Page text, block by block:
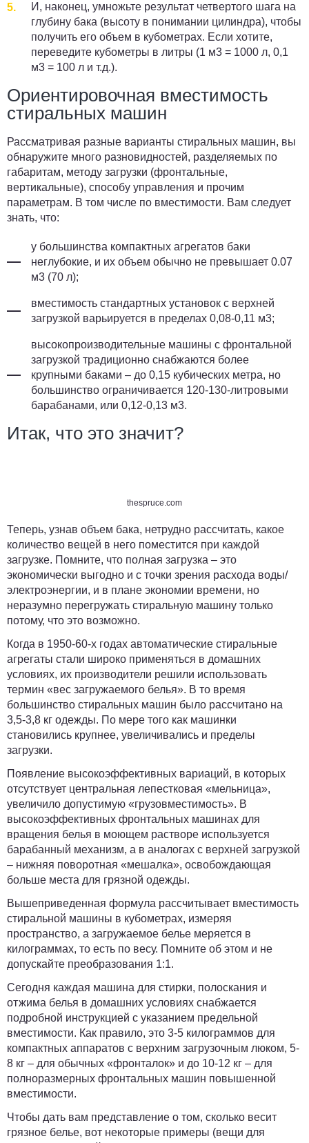
И, наконец, умножьте результат четвертого шага на
глубину бака (высоту в понимании цилиндра), чтобы
получить его объем в кубометрах. Если хотите,
переведите кубометры в литры (1 м3 = 1000 л, 0,1
м3 = 100 л и т.д.).
Ориентировочная вместимость
стиральных машин
Рассматривая разные варианты стиральных машин, вы
обнаружите много разновидностей, разделяемых по
габаритам, методу загрузки (фронтальные,
вертикальные), способу управления и прочим
параметрам. В том числе по вместимости. Вам следует
знать, что:
у большинства компактных агрегатов баки
неглубокие, и их объем обычно не превышает 0.07
м3 (70 л);
вместимость стандартных установок с верхней
загрузкой варьируется в пределах 0,08-0,11 м3;
высокопроизводительные машины с фронтальной
загрузкой традиционно снабжаются более
крупными баками – до 0,15 кубических метра, но
большинство ограничивается 120-130-литровыми
барабанами, или 0,12-0,13 м3.
Итак, что это значит?
thespruce.com
Теперь, узнав объем бака, нетрудно рассчитать, какое
количество вещей в него поместится при каждой
загрузке. Помните, что полная загрузка – это
экономически выгодно и с точки зрения расхода воды/
электроэнергии, и в плане экономии времени, но
неразумно перегружать стиральную машину только
потому, что это возможно.
Когда в 1950-60-х годах автоматические стиральные
агрегаты стали широко применяться в домашних
условиях, их производители решили использовать
термин «вес загружаемого белья». В то время
большинство стиральных машин было рассчитано на
3,5-3,8 кг одежды. По мере того как машинки
становились крупнее, увеличивались и пределы
загрузки.
Появление высокоэффективных вариаций, в которых
отсутствует центральная лепестковая «мельница»,
увеличило допустимую «грузовместимость». В
высокоэффективных фронтальных машинах для
вращения белья в моющем растворе используется
барабанный механизм, а в аналогах с верхней загрузкой
– нижняя поворотная «мешалка», освобождающая
больше места для грязной одежды.
Вышеприведенная формула рассчитывает вместимость
стиральной машины в кубометрах, измеряя
пространство, а загружаемое белье меряется в
килограммах, то есть по весу. Помните об этом и не
допускайте преобразования 1:1.
Сегодня каждая машина для стирки, полоскания и
отжима белья в домашних условиях снабжается
подробной инструкцией с указанием предельной
вместимости. Как правило, это 3-5 килограммов для
компактных аппаратов с верхним загрузочным люком, 5-
8 кг – для обычных «фронталок» и до 10-12 кг – для
полноразмерных фронтальных машин повышенной
вместимости.
Чтобы дать вам представление о том, сколько весит
грязное белье, вот некоторые примеры (вещи для